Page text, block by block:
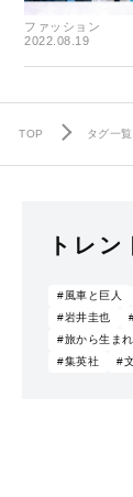
ファッション
2022.08.19
TOP タグ一覧
トレ
#風車と巨人
#岩井圭也
#旅から生ま
#集英社
#